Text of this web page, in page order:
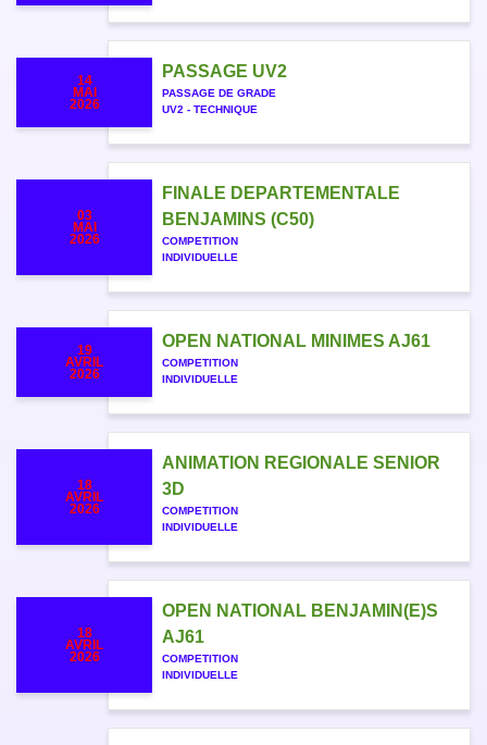
14
MAI
2026
PASSAGE UV2
PASSAGE DE GRADE
UV2 - TECHNIQUE
03
MAI
2026
FINALE DEPARTEMENTALE
BENJAMINS (C50)
COMPETITION
INDIVIDUELLE
19
AVRIL
2026
OPEN NATIONAL MINIMES AJ61
COMPETITION
INDIVIDUELLE
18
AVRIL
2026
ANIMATION REGIONALE SENIOR
3D
COMPETITION
INDIVIDUELLE
18
AVRIL
2026
OPEN NATIONAL BENJAMIN(E)S
AJ61
COMPETITION
INDIVIDUELLE